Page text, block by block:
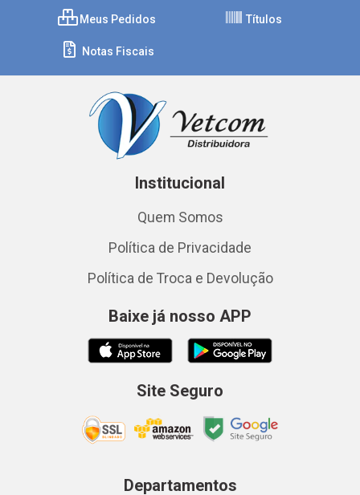
Meus Pedidos Títulos
Notas Fiscais
Institucional
Quem Somos
Política de Privacidade
Política de Troca e Devolução
Baixe já nosso APP
Site Seguro
Departamentos